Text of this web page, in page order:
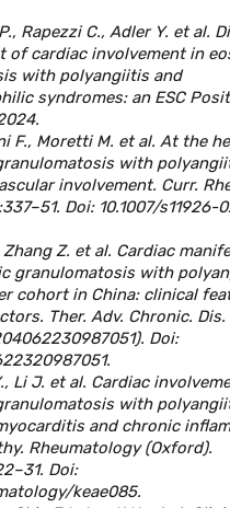
Rapezzi C., Adler Y. et al.
of cardiac involvement in
with polyangiitis and
syndromes: an ESC
F., Moretti M. et al. At the
with
involvement. Curr.
Doi: 10.1007/s11926-
Zhang Z. et al. Cardiac
granulomatosis with
cohort in China: clinical
Ther. Adv. Chronic. Dis.
Doi:
Li J. et al. Cardiac
with
and chronic
Rheumatology (Oxford).
Doi:
keae085.